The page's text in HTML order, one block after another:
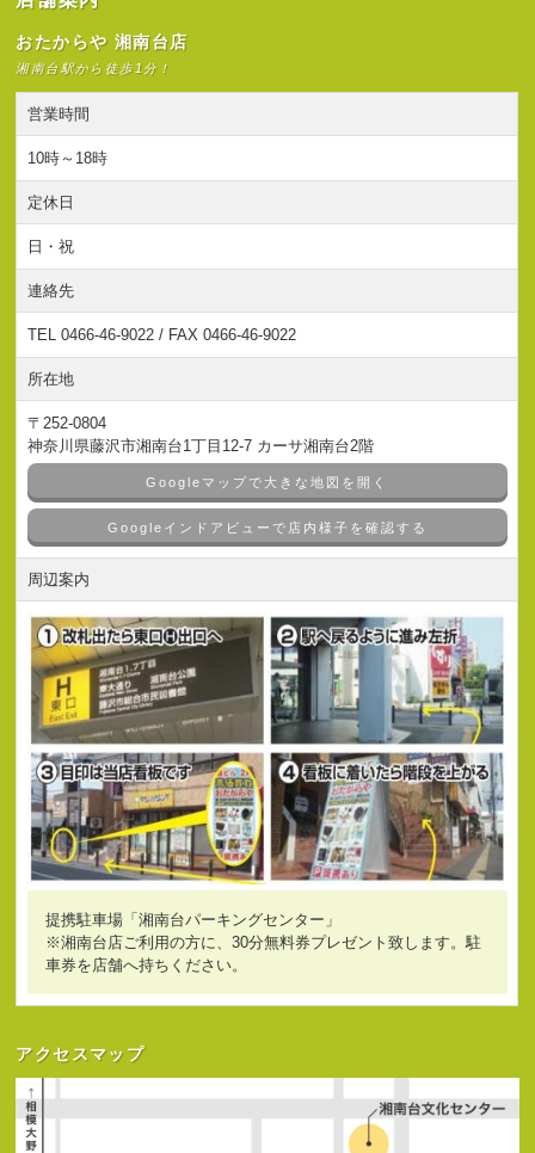
おたからや 湘南台店
湘南台駅から徒歩1分！
営業時間
10時～18時
定休日
日・祝
連絡先
TEL 0466-46-9022 / FAX 0466-46-9022
所在地
〒252-0804
神奈川県藤沢市湘南台1丁目12-7 カーサ湘南台2階
Googleマップで大きな地図を開く
Googleインドアビューで店内様子を確認する
周辺案内
提携駐車場「湘南台パーキングセンター」
※湘南台店ご利用の方に、30分無料券プレゼント致します。駐
車券を店舗へ持ちください。
アクセスマップ